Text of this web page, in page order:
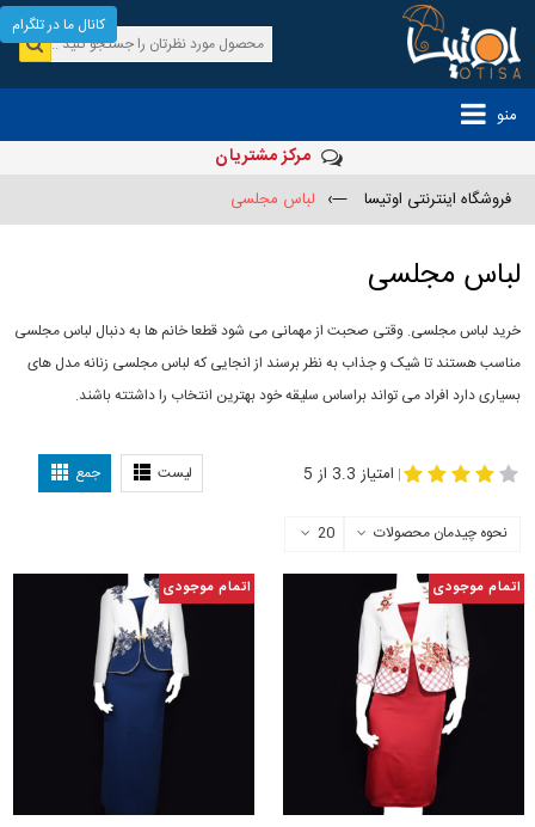
منو
مرکز مشتریان
فروشگاه اینترنتی اوتیسا —› لباس مجلسی
لباس مجلسی
خرید لباس مجلسی. وقتی صحبت از مهمانی می شود قطعا خانم ها به دنبال لباس مجلسی
مناسب هستند تا شیک و جذاب به نظر برسند از انجایی که لباس مجلسی زنانه مدل های
بسیاری دارد افراد می تواند براساس سلیقه خود بهترین انتخاب را داشتته باشند.
لیست جمع | امتیاز 3.3 از 5
نحوه چیدمان محصولات 20
اتمام موجودی اتمام موجودی
کانال ما در تلگرام